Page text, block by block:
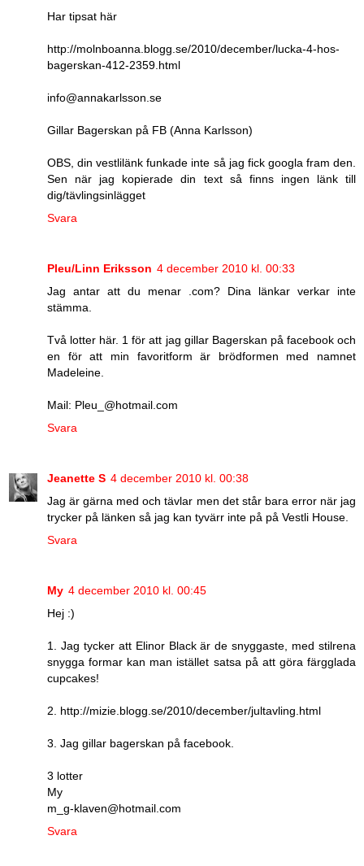
Har tipsat här
http://molnboanna.blogg.se/2010/december/lucka-4-hos-
bagerskan-412-2359.html
info@annakarlsson.se
Gillar Bagerskan på FB (Anna Karlsson)
OBS, din vestlilänk funkade inte så jag fick googla fram den.
Sen när jag kopierade din text så finns ingen länk till
dig/tävlingsinlägget
Svara
Pleu/Linn Eriksson 4 december 2010 kl. 00:33
Jag antar att du menar .com? Dina länkar verkar inte
stämma.
Två lotter här. 1 för att jag gillar Bagerskan på facebook och
en för att min favoritform är brödformen med namnet
Madeleine.
Mail: Pleu_@hotmail.com
Svara
Jeanette S 4 december 2010 kl. 00:38
Jag är gärna med och tävlar men det står bara error när jag
trycker på länken så jag kan tyvärr inte på på Vestli House.
Svara
My 4 december 2010 kl. 00:45
Hej :)
1. Jag tycker att Elinor Black är de snyggaste, med stilrena
snygga formar kan man istället satsa på att göra färgglada
cupcakes!
2. http://mizie.blogg.se/2010/december/jultavling.html
3. Jag gillar bagerskan på facebook.
3 lotter
My
m_g-klaven@hotmail.com
Svara